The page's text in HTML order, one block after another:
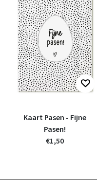
Kaart Pasen - Fijne
Pasen!
€1,50